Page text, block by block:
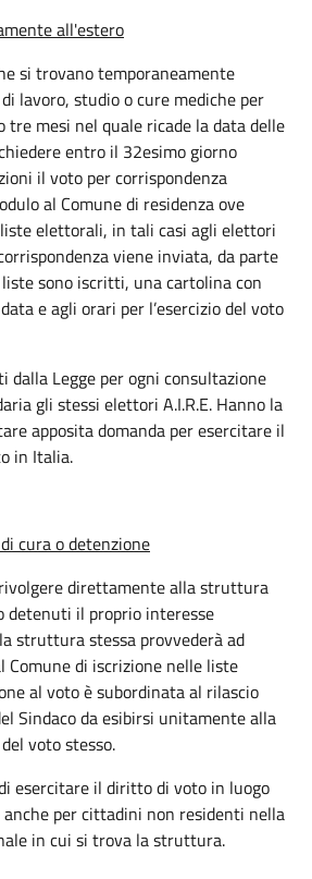
all'estero
si trovano temporaneamente
lavoro, studio o cure mediche per
tre mesi nel quale ricade la data delle
entro il 32esimo giorno
il voto per corrispondenza
al Comune di residenza ove
elettorali, in tali casi agli elettori
viene inviata, da parte
sono iscritti, una cartolina con
e agli orari per l’esercizio del voto
Legge per ogni consultazione
gli stessi elettori A.I.R.E. Hanno la
apposita domanda per esercitare il
in Italia.
cura o detenzione
direttamente alla struttura
detenuti il proprio interesse
struttura stessa provvederà ad
Comune di iscrizione nelle liste
al voto è subordinata al rilascio
Sindaco da esibirsi unitamente alla
voto stesso.
esercitare il diritto di voto in luogo
per cittadini non residenti nella
in cui si trova la struttura.